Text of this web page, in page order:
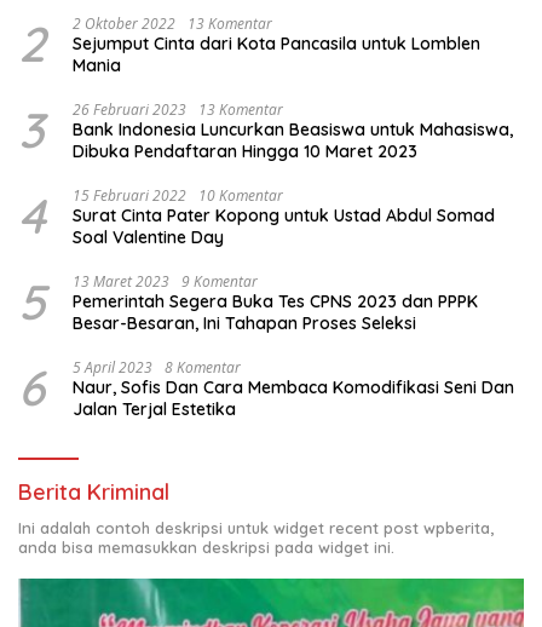
2 2 Oktober 2022 13 Komentar
Sejumput Cinta dari Kota Pancasila untuk Lomblen
Mania
3 26 Februari 2023 13 Komentar
Bank Indonesia Luncurkan Beasiswa untuk Mahasiswa,
Dibuka Pendaftaran Hingga 10 Maret 2023
4 15 Februari 2022 10 Komentar
Surat Cinta Pater Kopong untuk Ustad Abdul Somad
Soal Valentine Day
5 13 Maret 2023 9 Komentar
Pemerintah Segera Buka Tes CPNS 2023 dan PPPK
Besar-Besaran, Ini Tahapan Proses Seleksi
6 5 April 2023 8 Komentar
Naur, Sofis Dan Cara Membaca Komodifikasi Seni Dan
Jalan Terjal Estetika
Berita Kriminal
Ini adalah contoh deskripsi untuk widget recent post wpberita,
anda bisa memasukkan deskripsi pada widget ini.